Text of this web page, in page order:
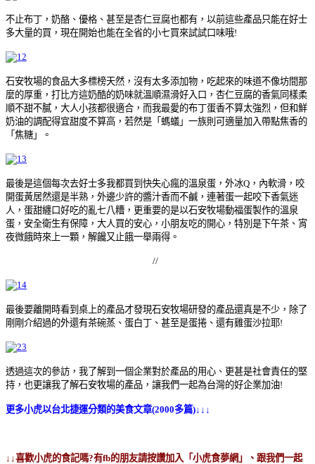
不止布丁，奶酪、優格、甚至是杏仁豆腐也都有，以前這些產品只能在好士
多大量的買，現在開始也能在全省的小七買來試試口味哦!
石安牧場的食品大多標榜天然，沒有太多添加物，吃起來的味道不像坊間那
麼的厚重，打比方這奶酷的奶味就溫順濕滑好入口，杏仁豆腐的香氣同樣柔
順不甜不膩，大人小孩都很適合，而我最愛的布丁蛋香不算太強烈，但和鮮
奶油的調配得宜甜度不算高，若然是「螞蟻」一族則可適量加入帶點焦香的
「焦糖」。
最後是這個每次去好士多我都買到快失心瘋的溫泉蛋，外冰Q，內軟滑，咬
開蛋黃居然還是半熟，外邊少許的醬汁香而不鹹，連著蛋一起咬下香氣迷
人，蛋甜纏口好吃的亂七八糟，更重要的是以石安牧場動福蛋製作的溫泉
蛋，安全衛生有保障，大人買的安心，小朋友吃的開心，特別是下午茶、宵
夜微餓時來上一顆，解饞又止餓一舉兩得。
//
最後要離開時看到桌上的產品才發現石安牧場研發的產品還真是不少，除了
剛剛介紹過的外還有茶碗蒸、蛋白丁、甚至是蛋捲、還有雞蛋沙拉耶!
透過這次的參訪，我了解到一個企業對於產品的用心、更甚是社會責任的堅
持，也更讓我了解石安牧場的產品，讓我們一起為台灣的好企業加油!
更多小虎以台北捷運分類的美食文章(2000多篇)↓↓↓
↓↓喜歡小虎的食記嗎?有fb的朋友請按讚加入「小虎食夢網」、跟我們一起